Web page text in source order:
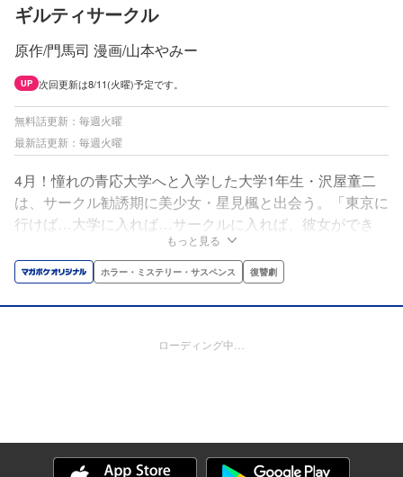
ギルティサークル
原作/門馬司 漫画/山本やみー
UP 次回更新は8/11(火曜)予定です。
無料話更新：毎週火曜
最新話更新：毎週火曜
4月！憧れの青応大学へと入学した大学1年生・沢屋童二
は、サークル勧誘期に美少女・星見楓と出会う。「東京に
行けば…大学に入れば…サークルに入れば、彼女ができ
る！」と信じる沢屋は星見楓とともに派手目なサークルの
新勧コンパへと参加するが……。沢屋が足を踏み入れたサ
ークルの罪深き実態、秘密とは何か!?『ストーカー行為が
バレて人生終了男』の原作者・門馬司先生の最新作！快楽
もっと見る
ホラー・ミステリー・サスペンス 復讐劇
ローディング中…